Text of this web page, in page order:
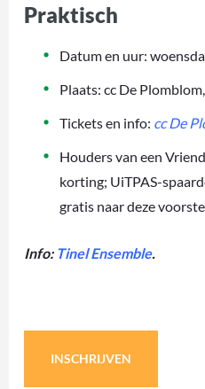
Praktisch
Datum en uur:
Plaats: cc De
Tickets en info: cc De
Houders van een
korting; UiTPAS-
gratis naar deze
Info: Tinel Ensemble.
INSCHRIJVEN